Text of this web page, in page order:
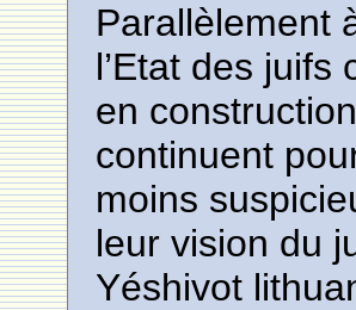
Parallèlement
l’Etat des juifs
en
continuent
moins
leur vision du
Yéshivot